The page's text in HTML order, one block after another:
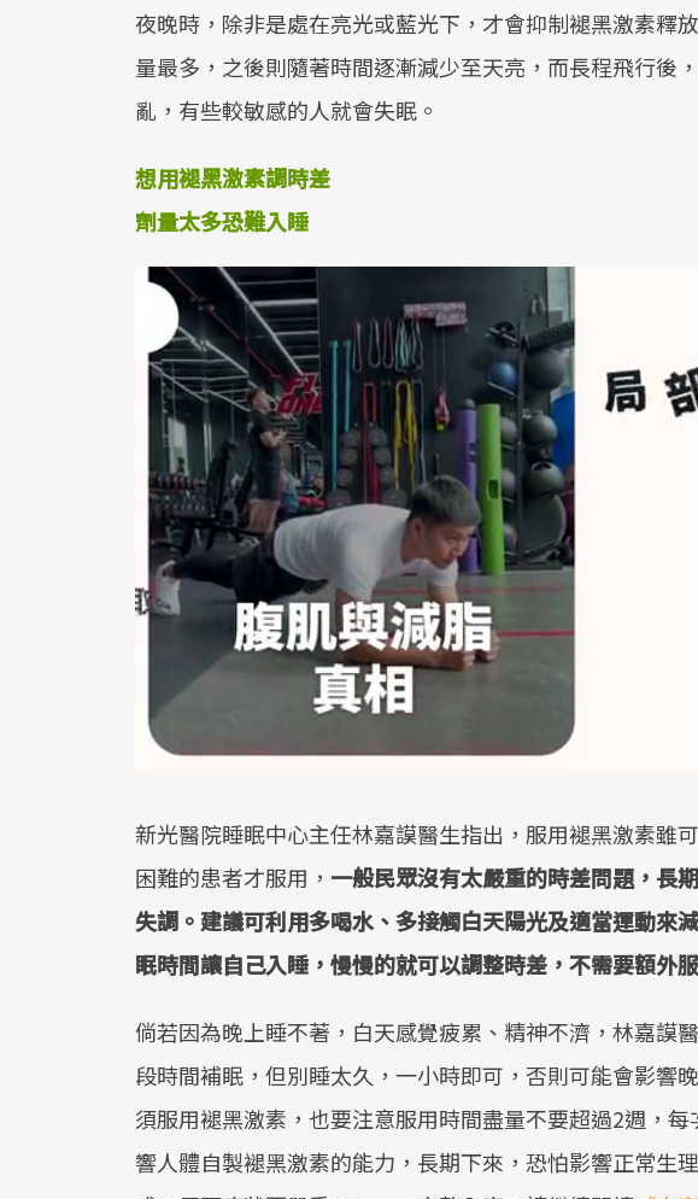
夜晚時，除非是處在亮光或藍光下，才會抑制褪黑激素釋
量最多，之後則隨著時間逐漸減少至天亮，而長程飛行後
亂，有些較敏感的人就會失眠。
想用褪黑激素調時差
劑量太多恐難入睡
新光醫院睡眠中心主任林嘉謨醫生指出，服用褪黑激素雖
困難的患者才服用， 一般民眾沒有太嚴重的時差問題，長
失調。建議可利用多喝水、多接觸白天陽光及適當運動來
眠時間讓自己入睡，慢慢的就可以調整時差，不需要額外
倘若因為晚上睡不著，白天感覺疲累、精神不濟，林嘉謨
段時間補眠，但別睡太久，一小時即可，否則可能會影響
須服用褪黑激素，也要注意服用時間盡量不要超過2週，
響人體自製褪黑激素的能力，長期下來，恐怕影響正常生